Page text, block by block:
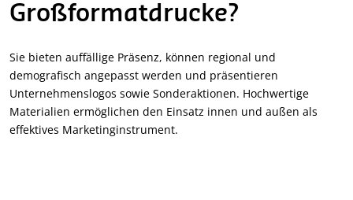
Großformatdrucke?
Sie bieten auffällige Präsenz, können regional und
demografisch angepasst werden und präsentieren
Unternehmenslogos sowie Sonderaktionen. Hochwertige
Materialien ermöglichen den Einsatz innen und außen als
effektives Marketinginstrument.